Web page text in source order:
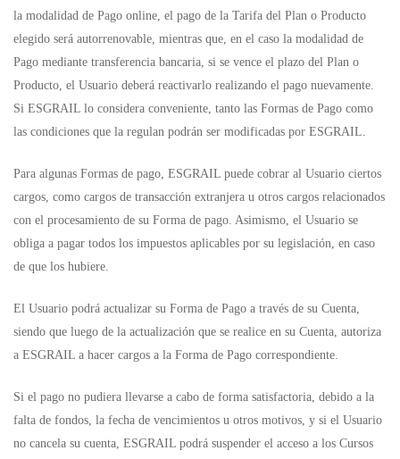
la modalidad de Pago online, el pago de la Tarifa del Plan o Producto
elegido será autorrenovable, mientras que, en el caso la modalidad de
Pago mediante transferencia bancaria, si se vence el plazo del Plan o
Producto, el Usuario deberá reactivarlo realizando el pago nuevamente.
Si ESGRAIL lo considera conveniente, tanto las Formas de Pago como
las condiciones que la regulan podrán ser modificadas por ESGRAIL.
Para algunas Formas de pago, ESGRAIL puede cobrar al Usuario ciertos
cargos, como cargos de transacción extranjera u otros cargos relacionados
con el procesamiento de su Forma de pago. Asimismo, el Usuario se
obliga a pagar todos los impuestos aplicables por su legislación, en caso
de que los hubiere.
El Usuario podrá actualizar su Forma de Pago a través de su Cuenta,
siendo que luego de la actualización que se realice en su Cuenta, autoriza
a ESGRAIL a hacer cargos a la Forma de Pago correspondiente.
Si el pago no pudiera llevarse a cabo de forma satisfactoria, debido a la
falta de fondos, la fecha de vencimientos u otros motivos, y si el Usuario
no cancela su cuenta, ESGRAIL podrá suspender el acceso a los Cursos